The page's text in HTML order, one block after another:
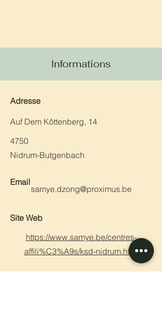
Informations
Auf Dem Kôttenberg, 14
Adresse
4750
Nidrum-Butgenbach
samye.dzong@proximus.be
Email
Site Web
https://www.samye.be/centres-
affili%C3%A9s/ksd-nidrum.html